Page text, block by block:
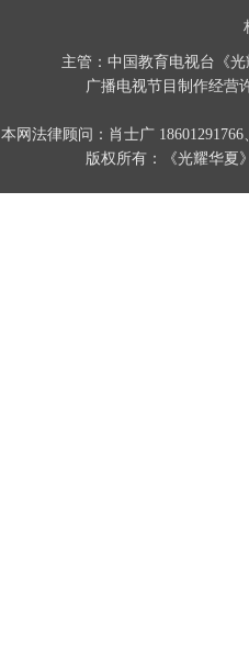
主管：中国教育电视台《
广播电视节目制作经营
本网法律顾问：肖士广
版权所有：《光耀华夏